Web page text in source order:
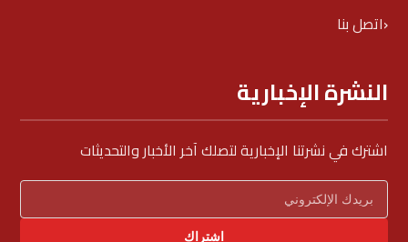
اتصل بنا
النشرة الإخبارية
اشترك في نشرتنا الإخبارية لتصلك آخر الأخبار والتحديثات
اشتراك